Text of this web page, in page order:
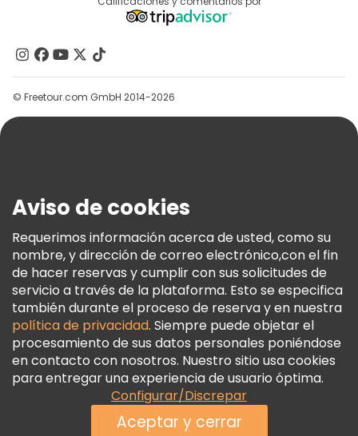
Programa De Afiliados
Contacto
Grupos
Ayuda
Términos E Información Legal
Política De Cookies
Freetour Premios
Programa De Fidelidad
© Freetour.com GmbH 2014-2026
Aviso de cookies
Requerimos información acerca de usted, como su
nombre, y dirección de correo electrónico,con el fin
de hacer reservas y cumplir con sus solicitudes de
servicio a través de la plataforma. Esto se especifica
también durante el proceso de reserva y en nuestra
política de privacidad. Siempre puede objetar el
procesamiento de sus datos personales poniéndose
en contacto con nosotros. Nuestro sitio usa cookies
para entregar una experiencia de usuario óptima.
Configurar/Discrepar
Aceptar y cerrar